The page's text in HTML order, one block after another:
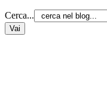
Cerca...